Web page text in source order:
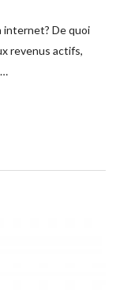
internet? De quoi
revenus actifs,